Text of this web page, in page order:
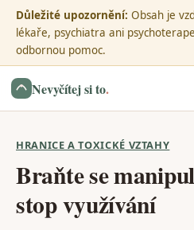
Důležité upozornění: Obsah je
lékaře, psychiatra ani
odbornou pomoc.
Nevyčítej si to.
HRANICE A TOXICKÉ VZTAHY
Braňte se
stop využívání